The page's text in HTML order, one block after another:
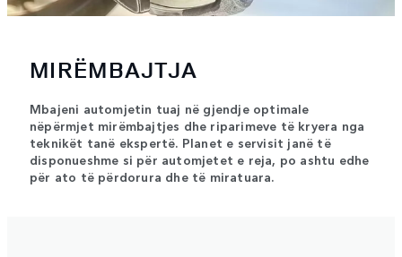
MIRËMBAJTJA
Mbajeni automjetin tuaj në gjendje optimale
nëpërmjet mirëmbajtjes dhe riparimeve të kryera nga
teknikët tanë ekspertë. Planet e servisit janë të
disponueshme si për automjetet e reja, po ashtu edhe
për ato të përdorura dhe të miratuara.